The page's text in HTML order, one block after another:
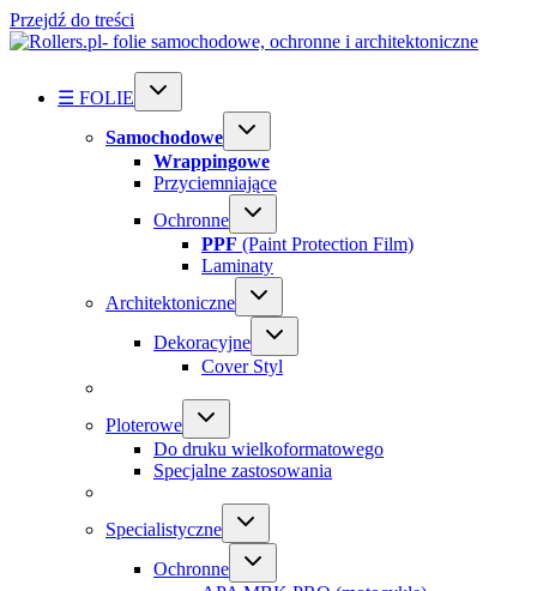
Przejdź do treści
☰ FOLIE
Samochodowe
Wrappingowe
Przyciemniające
Ochronne
PPF (Paint Protection Film)
Laminaty
Architektoniczne
Dekoracyjne
Cover Styl
Ploterowe
Do druku wielkoformatowego
Specjalne zastosowania
Specialistyczne
Ochronne